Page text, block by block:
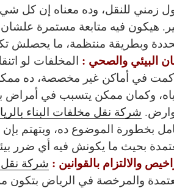
زمني للنقل، وده معناه إن كل
هيكون فيه متابعة مستمرة
وبطريقة منتظمة، ما
البيئي والصحي : المخلفات لو
في أماكن غير مخصصة، ده
وكمان ممكن يتسبب في
شركة نقل مخلفات البناء
بخطورة الموضوع ده، وبتهتم بإن
بحيث ما يكونش فيه أي ضرر
والالتزام بالقوانين : شركة نقل
والمرخصة في الرياض بتكون